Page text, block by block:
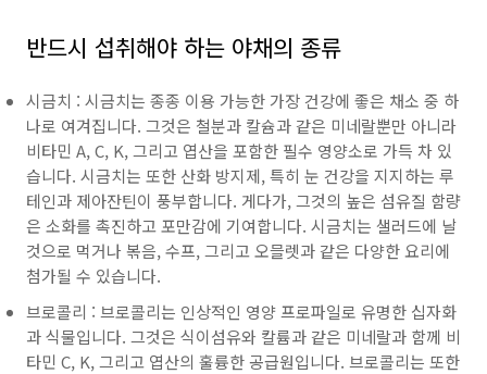
반드시 섭취해야 하는 야채의 종류
시금치 : 시금치는 종종 이용 가능한 가장 건강에 좋은 채소 중 하
나로 여겨집니다. 그것은 철분과 칼슘과 같은 미네랄뿐만 아니라
비타민 A, C, K, 그리고 엽산을 포함한 필수 영양소로 가득 차 있
습니다. 시금치는 또한 산화 방지제, 특히 눈 건강을 지지하는 루
테인과 제아잔틴이 풍부합니다. 게다가, 그것의 높은 섬유질 함량
은 소화를 촉진하고 포만감에 기여합니다. 시금치는 샐러드에 날
것으로 먹거나 볶음, 수프, 그리고 오믈렛과 같은 다양한 요리에
첨가될 수 있습니다.
브로콜리 : 브로콜리는 인상적인 영양 프로파일로 유명한 십자화
과 식물입니다. 그것은 식이섬유와 칼륨과 같은 미네랄과 함께 비
타민 C, K, 그리고 엽산의 훌륭한 공급원입니다. 브로콜리는 또한